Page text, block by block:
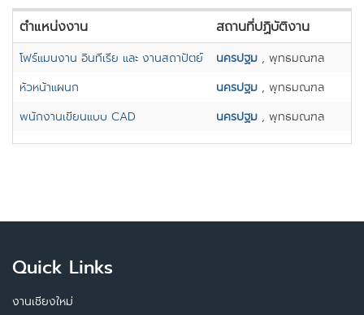
ตำแหน่งงาน สถานที่ปฏิบัติงาน
โฟร์แมนงาน อินทีเรีย และ งานสถาปัตย์ นครปฐม , พุทธมณฑล
หัวหน้าแผนก
นครปฐม , พุทธมณฑล
พนักงานเขียนแบบ CAD
นครปฐม , พุทธมณฑล
Quick Links
งานเชียงใหม่